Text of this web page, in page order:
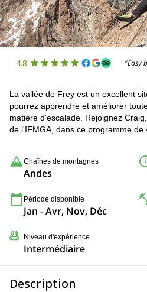
4.8 "Easy
La vallée de Frey est un excellent
pourrez apprendre et améliorer
matière d'escalade. Rejoignez
de l'IFMGA, dans ce programme de
Chaînes de montagnes
Andes
Période disponible
Jan - Avr, Nov, Déc
Niveau d'expérience
Intermédiaire
Description